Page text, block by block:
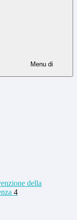
Menu di
della
4